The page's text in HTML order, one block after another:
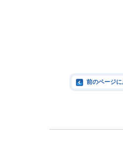
前のページに